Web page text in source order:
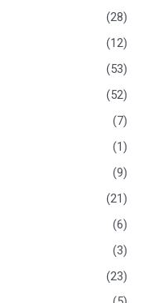
(28)
(12)
(53)
(52)
(7)
(1)
(9)
(21)
(6)
(3)
(23)